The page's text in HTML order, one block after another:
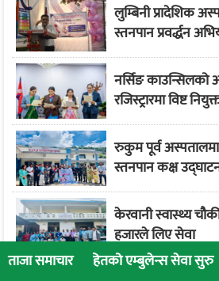
ताजा समाचारएम्बुलेन्स सेवा सुरु ‘स्वास्थ्य
लुम्बिनी प्रादेशिक
स्तनपान प्रवर्द्धन
नर्सिङ काउन्सिलको
रजिस्ट्रारमा विष्ट
रुकुम पूर्व
स्तनपान कक्ष
केरवानी स्वास्थ्य
हजारले लिए सेवा